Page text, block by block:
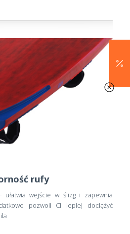
rufy
ułatwia wejście w ślizg i zapewnia
pozwoli Ci lepiej dociążyć